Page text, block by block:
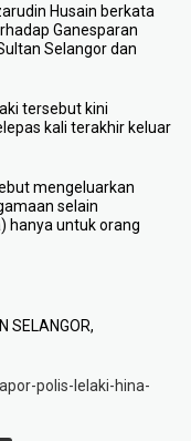
Husain berkata
Ganesparan
Selangor dan
tersebut kini
kali terakhir keluar
mengeluarkan
selain
hanya untuk orang
SELANGOR,
polis-lelaki-hina-